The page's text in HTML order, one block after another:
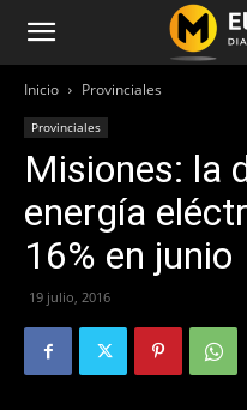
Inicio Provinciales
Provinciales
Misiones: la
energía
16% en junio
19 julio, 2016